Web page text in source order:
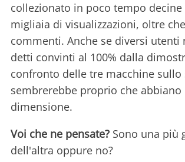
collezionato in poco tempo decine
migliaia di visualizzazioni, oltre
commenti. Anche se diversi utenti
detti convinti al 100% dalla
confronto delle tre macchine sullo
sembrerebbe proprio che abbiano
dimensione.
Voi che ne pensate? Sono una più
dell'altra oppure no?